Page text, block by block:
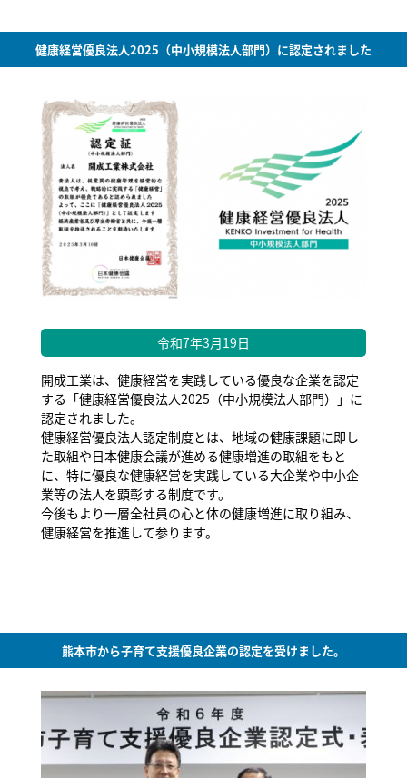
健康経営優良法人2025（中小規模法人部門）に認定されました
令和7年3月19日
開成工業は、健康経営を実践している優良な企業を認定
する「健康経営優良法人2025（中小規模法人部門）」に
認定されました。
健康経営優良法人認定制度とは、地域の健康課題に即し
た取組や日本健康会議が進める健康増進の取組をもと
に、特に優良な健康経営を実践している大企業や中小企
業等の法人を顕彰する制度です。
今後もより一層全社員の心と体の健康増進に取り組み、
健康経営を推進して参ります。
熊本市から子育て支援優良企業の認定を受けました。